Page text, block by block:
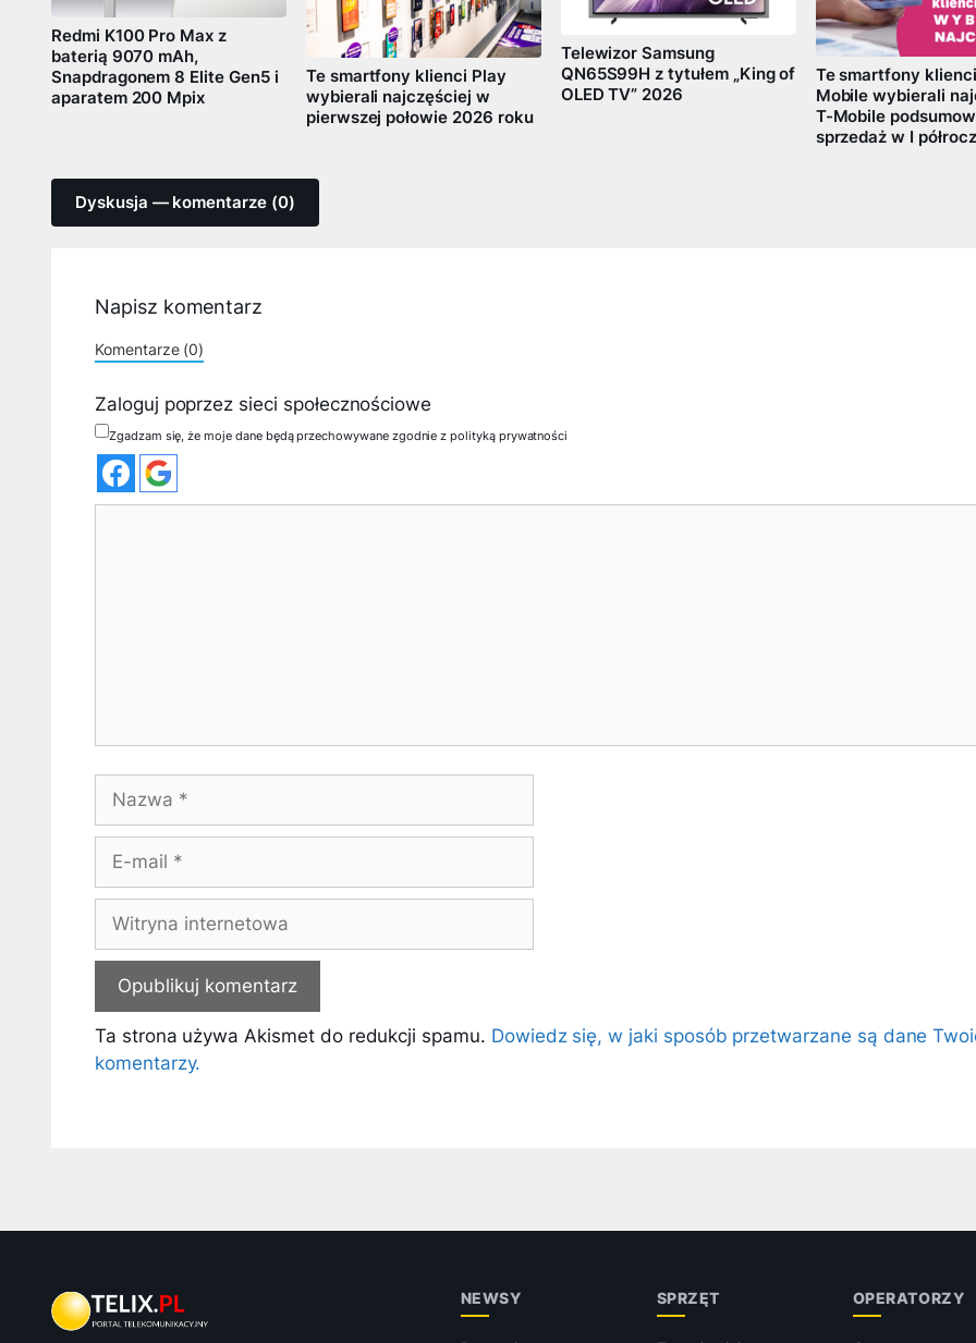
Redmi K100 Pro Max z
baterią 9070 mAh,
Snapdragonem 8 Elite Gen5 i
aparatem 200 Mpix
Te smartfony klienci Play
wybierali najczęściej w
pierwszej połowie 2026 roku
Telewizor Samsung
QN65S99H z tytułem „King of
OLED TV” 2026
Te smartfony
Mobile wybierali
T-Mobile
sprzedaż w I
Dyskusja — komentarze (0)
Napisz komentarz
Komentarze (0)
Zaloguj poprzez sieci społecznościowe
Zgadzam się, że moje dane będą przechowywane zgodnie z polityką prywatności
mail
internetowa
Ta strona używa Akismet do redukcji spamu. Dowiedz się, w jaki sposób przetwarzane są dane
komentarzy.
NEWSY SPRZĘT OPERATORZY